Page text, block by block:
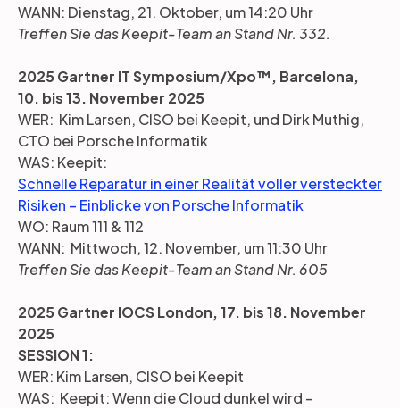
WANN: Dienstag, 21. Oktober, um 14:20 Uhr
Treffen Sie das Keepit-Team an Stand Nr. 332.
2025 Gartner IT Symposium/Xpo™, Barcelona,
10. bis 13. November 2025
WER: Kim Larsen, CISO bei Keepit, und Dirk Muthig,
CTO bei Porsche Informatik
WAS: Keepit:
Schnelle Reparatur in einer Realität voller versteckter
Risiken – Einblicke von Porsche Informatik
WO: Raum 111 & 112
WANN: Mittwoch, 12. November, um 11:30 Uhr
Treffen Sie das Keepit-Team an Stand Nr. 605
2025 Gartner IOCS London, 17. bis 18. November
2025
SESSION 1:
WER: Kim Larsen, CISO bei Keepit
WAS: Keepit: Wenn die Cloud dunkel wird –